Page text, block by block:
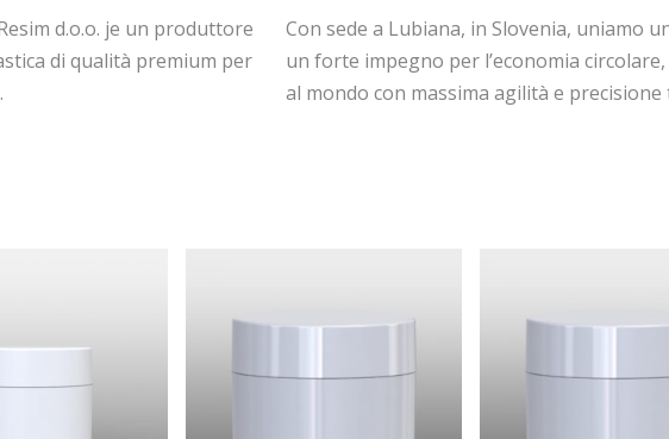
d.o.o. je un produttore
di qualità premium per
Con sede a Lubiana, in Slovenia, uniamo
un forte impegno per l’economia
al mondo con massima agilità e precisione